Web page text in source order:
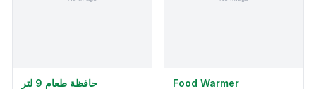
حافظة طعام 9 لتر Food Warmer